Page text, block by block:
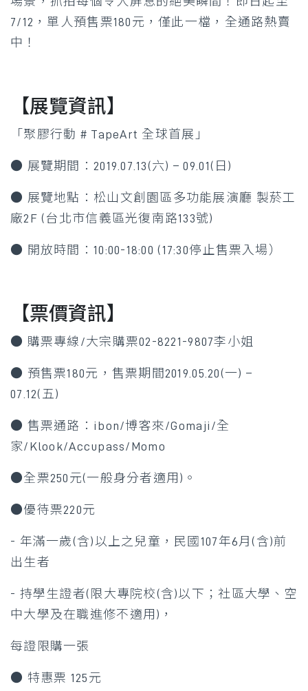
7/12，單人預售票180元，僅此一檔，全通路熱賣
中！
【展覽資訊】
「聚膠行動 # TapeArt 全球首展」
● 展覽期間：2019.07.13(六) – 09.01(日)
● 展覽地點：松山文創園區多功能展演廳 製菸工
廠2F (台北市信義區光復南路133號)
● 開放時間：10:00-18:00 (17:30停止售票入場）
【票價資訊】
● 購票專線/大宗購票02-8221-9807李小姐
● 預售票180元，售票期間2019.05.20(一) –
07.12(五)
● 售票通路：ibon/博客來/Gomaji/全
家/Klook/Accupass/Momo
●全票250元(一般身分者適用)。
●優待票220元
- 年滿一歲(含)以上之兒童，民國107年6月(含)前
出生者
- 持學生證者(限大專院校(含)以下；社區大學、空
中大學及在職進修不適用)，
每證限購一張
● 特惠票 125元